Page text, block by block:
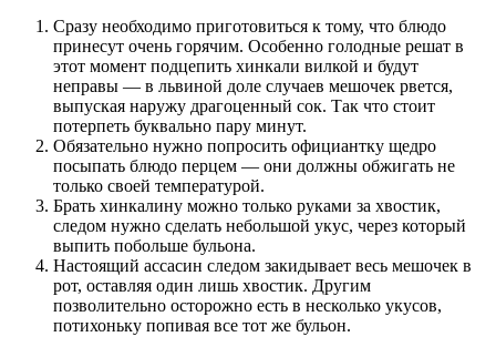
Сразу необходимо приготовиться к тому, что блюдо
принесут очень горячим. Особенно голодные решат в
этот момент подцепить хинкали вилкой и будут
неправы — в львиной доле случаев мешочек рвется,
выпуская наружу драгоценный сок. Так что стоит
потерпеть буквально пару минут.
Обязательно нужно попросить официантку щедро
посыпать блюдо перцем — они должны обжигать не
только своей температурой.
Брать хинкалину можно только руками за хвостик,
следом нужно сделать небольшой укус, через который
выпить побольше бульона.
Настоящий ассасин следом закидывает весь мешочек в
рот, оставляя один лишь хвостик. Другим
позволительно осторожно есть в несколько укусов,
потихоньку попивая все тот же бульон.